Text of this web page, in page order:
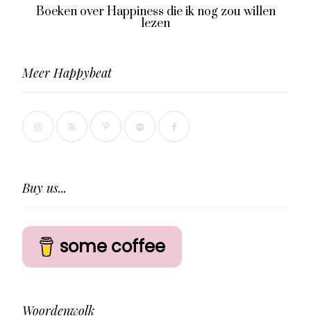
Boeken over Happiness die ik nog zou willen
lezen
Meer Happybeat
Buy us...
some coffee
Woordenwolk